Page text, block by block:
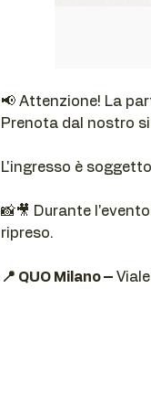
📢 Attenzione! La
Prenota dal nostro
L'ingresso è
📸🎥 Durante
ripreso.
📍 QUO Milano – Viale